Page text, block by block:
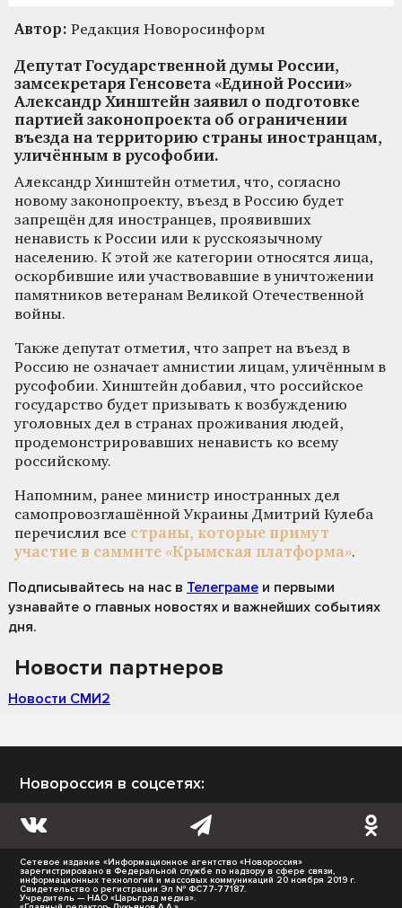
Автор: Редакция Новоросинформ
Депутат Государственной думы России,
замсекретаря Генсовета «Единой России»
Александр Хинштейн заявил о подготовке
партией законопроекта об ограничении
въезда на территорию страны иностранцам,
уличённым в русофобии.
Александр Хинштейн отметил, что, согласно
новому законопроекту, въезд в Россию будет
запрещён для иностранцев, проявивших
ненависть к России или к русскоязычному
населению. К этой же категории относятся лица,
оскорбившие или участвовавшие в уничтожении
памятников ветеранам Великой Отечественной
войны.
Также депутат отметил, что запрет на въезд в
Россию не означает амнистии лицам, уличённым в
русофобии. Хинштейн добавил, что российское
государство будет призывать к возбуждению
уголовных дел в странах проживания людей,
продемонстрировавших ненависть ко всему
российскому.
Напомним, ранее министр иностранных дел
самопровозглашённой Украины Дмитрий Кулеба
перечислил все страны, которые примут
участие в саммите «Крымская платформа».
Подписывайтесь на нас в Телеграме и первыми
узнавайте о главных новостях и важнейших событиях
дня.
Новости партнеров
Новости СМИ2
Новороссия в соцсетях:
Сетевое издание «Информационное агентство «Новороссия»
зарегистрировано в Федеральной службе по надзору в сфере связи,
информационных технологий и массовых коммуникаций 20 ноября 2019 г.
Свидетельство о регистрации Эл № ФС77-77187.
Учредитель — НАО «Царьград медиа».